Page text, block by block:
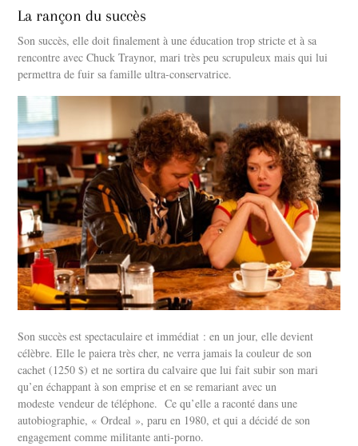
La rançon du succès
Son succès, elle doit finalement à une éducation trop stricte et à sa
rencontre avec Chuck Traynor, mari très peu scrupuleux mais qui lui
permettra de fuir sa famille ultra-conservatrice.
Son succès est spectaculaire et immédiat : en un jour, elle devient
célèbre. Elle le paiera très cher, ne verra jamais la couleur de son
cachet (1250 $) et ne sortira du calvaire que lui fait subir son mari
qu’en échappant à son emprise et en se remariant avec un
modeste vendeur de téléphone. Ce qu’elle a raconté dans une
autobiographie, « Ordeal », paru en 1980, et qui a décidé de son
engagement comme militante anti-porno.